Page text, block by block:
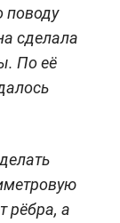
поводу
сделала
По её
рёбра, а